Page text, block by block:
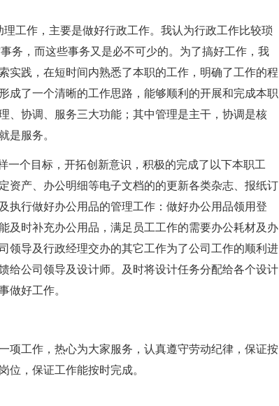
作，主要是做好行政工作。我认为行政工作比较琐
务，而这些事务又是必不可少的。为了搞好工作，我
实践，在短时间内熟悉了本职的工作，明确了工作的程
成了一个清晰的工作思路，能够顺利的开展和完成本职
、协调、服务三大功能；其中管理是主干，协调是核
是服务。
个目标，开拓创新意识，积极的完成了以下本职工
资产、办公明细等电子文档的的更新各类杂志、报纸订
执行做好办公用品的管理工作：做好办公用品领用登
及时补充办公用品，满足员工工作的需要办公耗材及办
领导及行政经理交办的其它工作为了公司工作的顺利进
给公司领导及设计师。及时将设计任务分配给各个设计
做好工作。
工作，热心为大家服务，认真遵守劳动纪律，保证按
位，保证工作能按时完成。